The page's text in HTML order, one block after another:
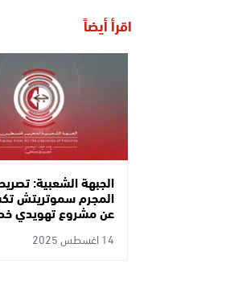
اقرأ أيضاً
الجبهة الشعبية:
المجرم سموتريتش
عن مشروع تهويدي
للسيطرة الكاملة على
وتهجير شعبنا
14 اغسطس 2025